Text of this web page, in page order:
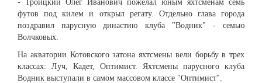
- Троицкий Олег Иванович пожелал юным яхтсменам семь
футов под килем и открыл регату. Отдельно глава города
поздравил парусную династию клуба "Водник" - семью
Волчковых.
На акватории Котовского затона яхтсмены вели борьбу в трех
классах: Луч, Кадет, Оптимист. Яхтсмены парусного клуба
Водник выступали в самом массовом классе "Оптимист".